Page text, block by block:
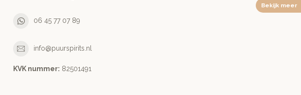
06 45 77 07 89
info@puurspirits.nl
KVK nummer: 82501491
Bekijk meer